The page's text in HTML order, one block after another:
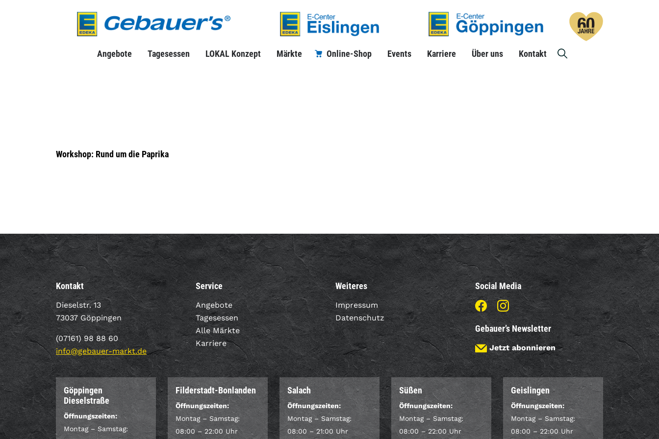
Angebote Tagesessen LOKAL Konzept Märkte Online-Shop Events Karriere Über uns Kontakt
Suche
Workshop: Rund um die Paprika
Kontakt
Dieselstr. 13
73037 Göppingen
(07161) 98 88 60
info@gebauer-markt.de
Service
Angebote
Tagesessen
Alle Märkte
Karriere
Weiteres
Impressum
Datenschutz
Social Media
Gebauer’s Newsletter
Jetzt abonnieren
Göppingen
Dieselstraße
Öffnungszeiten:
Montag – Samstag:
Filderstadt-Bonlanden
Öffnungszeiten:
Montag – Samstag:
08:00 – 22:00 Uhr
Salach
Öffnungszeiten:
Montag – Samstag:
08:00 – 21:00 Uhr
Süßen
Öffnungszeiten:
Montag – Samstag:
08:00 – 22:00 Uhr
Geislingen
Öffnungszeiten:
Montag – Samstag:
08:00 – 22:00 Uhr